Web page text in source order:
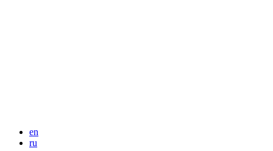
en
ru